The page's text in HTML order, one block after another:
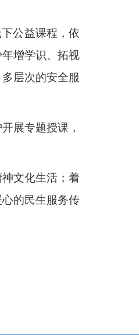
公益课程，依
增学识、拓视
层次的安全服
展专题授课，
文化生活；着
的民生服务传